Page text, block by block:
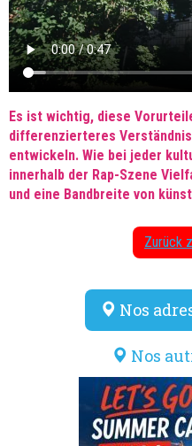
Es ist wichtig, diese
differenzierteres
entwickeln. Wie bei jeder
innerhalb der Rap-Szene
und eine Bandbreite von
Zurück
Nos
Nos